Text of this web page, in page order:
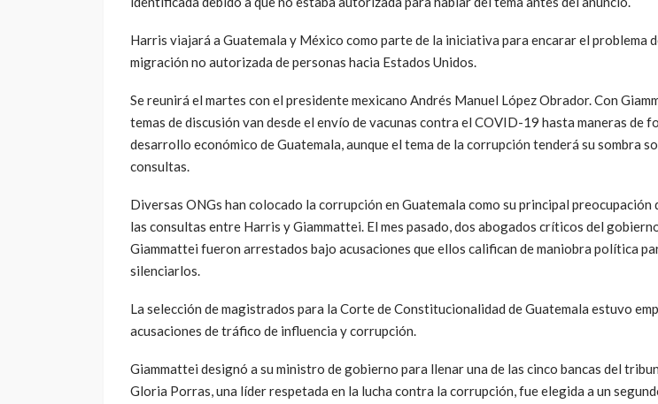
Harris viajará a Guatemala y México como parte de la iniciativa para encarar el problema
migración no autorizada de personas hacia Estados Unidos.
Se reunirá el martes con el presidente mexicano Andrés Manuel López Obrador. Con
temas de discusión van desde el envío de vacunas contra el COVID-19 hasta maneras de
desarrollo económico de Guatemala, aunque el tema de la corrupción tenderá su sombra
consultas.
Diversas ONGs han colocado la corrupción en Guatemala como su principal preocupación
las consultas entre Harris y Giammattei. El mes pasado, dos abogados críticos del
Giammattei fueron arrestados bajo acusaciones que ellos califican de maniobra política
silenciarlos.
La selección de magistrados para la Corte de Constitucionalidad de Guatemala estuvo
acusaciones de tráfico de influencia y corrupción.
Giammattei designó a su ministro de gobierno para llenar una de las cinco bancas del
Gloria Porras, una líder respetada en la lucha contra la corrupción, fue elegida a un